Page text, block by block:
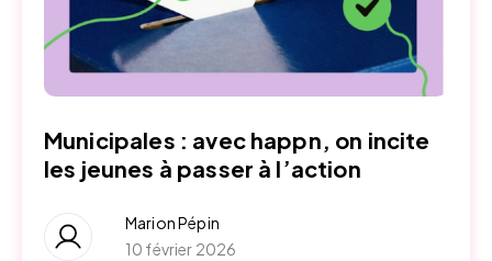
Municipales : avec happn, on incite
les jeunes à passer à l’action
Marion Pépin
10 février 2026